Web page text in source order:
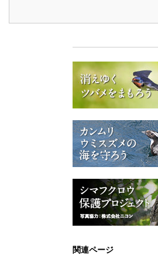
関連ページ